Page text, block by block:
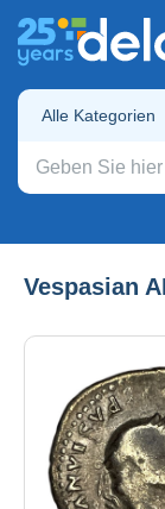
Alle Kategorien
Vespasian